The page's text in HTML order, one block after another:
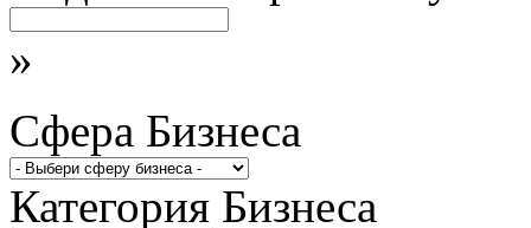
»
Сфера Бизнеса
Категория Бизнеса